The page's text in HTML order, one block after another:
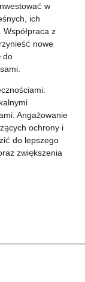
w
ich
z
nowe
do
Angażowanie
ochrony i
do lepszego
zwiększenia